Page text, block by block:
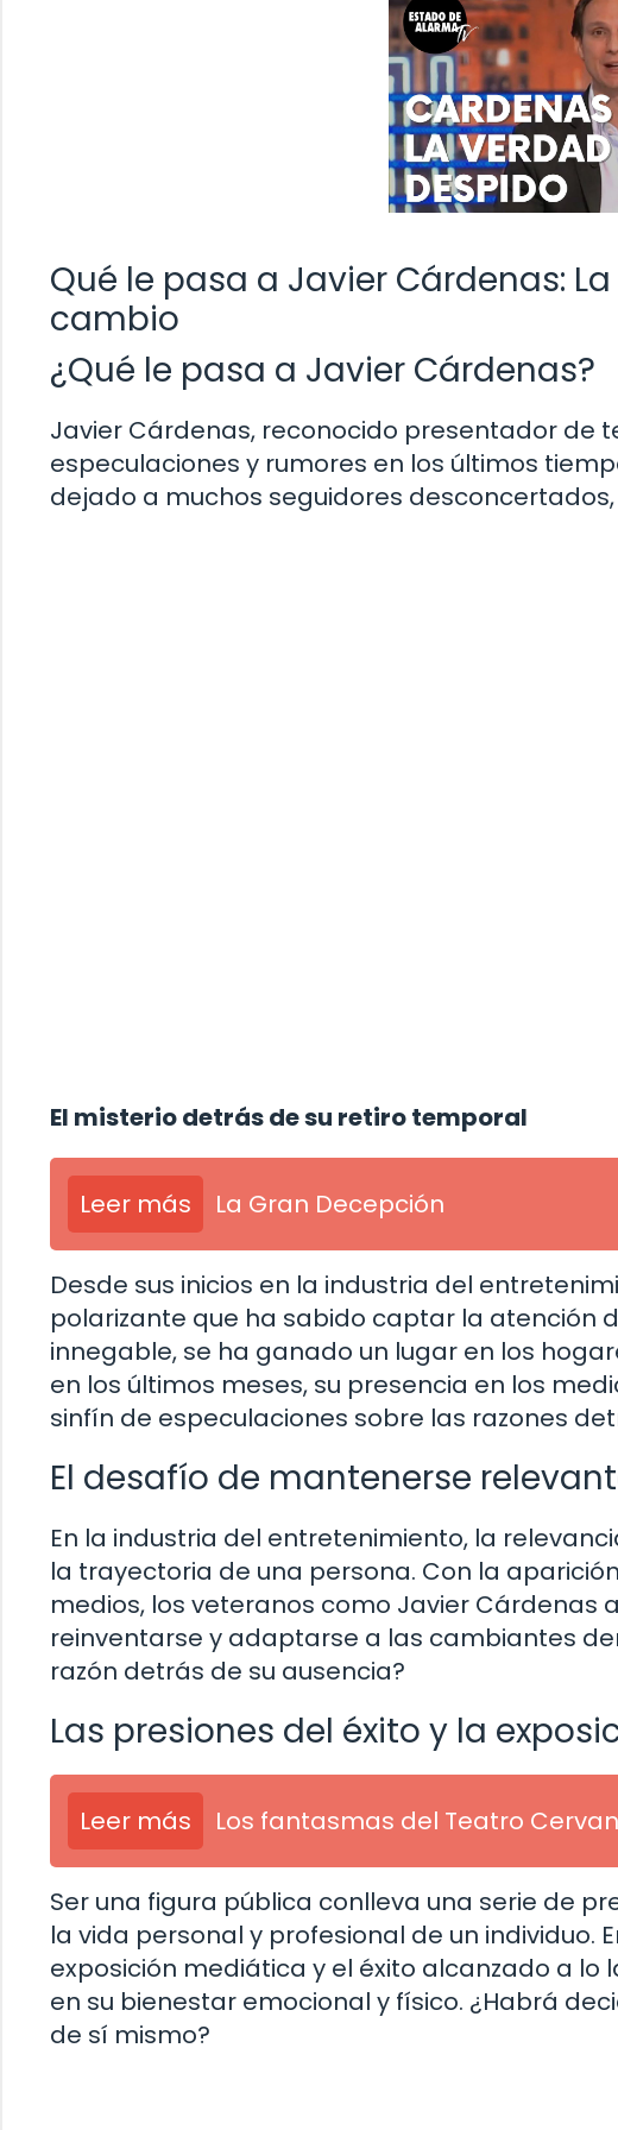
Qué le pasa a Javier Cárdenas:
cambio
¿Qué le pasa a Javier Cárdenas?
Javier Cárdenas, reconocido presentador de
especulaciones y rumores en los últimos
dejado a muchos seguidores
El misterio detrás de su retiro temporal
Leer más La Gran Decepción
Desde sus inicios en la industria del
polarizante que ha sabido captar la atención
innegable, se ha ganado un lugar en los
en los últimos meses, su presencia en los
sinfín de especulaciones sobre las razones
El desafío de mantenerse
En la industria del entretenimiento, la
la trayectoria de una persona. Con la
medios, los veteranos como Javier Cárdenas
reinventarse y adaptarse a las cambiantes
razón detrás de su ausencia?
Las presiones del éxito y la
Leer más Los fantasmas del Teatro
Ser una figura pública conlleva una serie de
la vida personal y profesional de un individuo.
exposición mediática y el éxito alcanzado a
en su bienestar emocional y físico. ¿Habrá
de sí mismo?